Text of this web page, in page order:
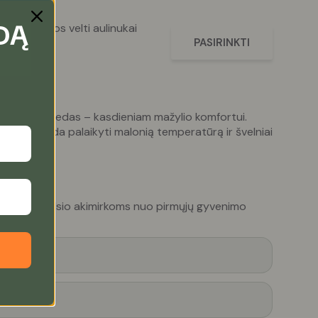
vilnos velti aulinukai
PASIRINKTI
pledas – kasdieniam mažylio komfortui.
padeda palaikyti malonią temperatūrą ir švelniai
poilsio akimirkoms nuo pirmųjų gyvenimo